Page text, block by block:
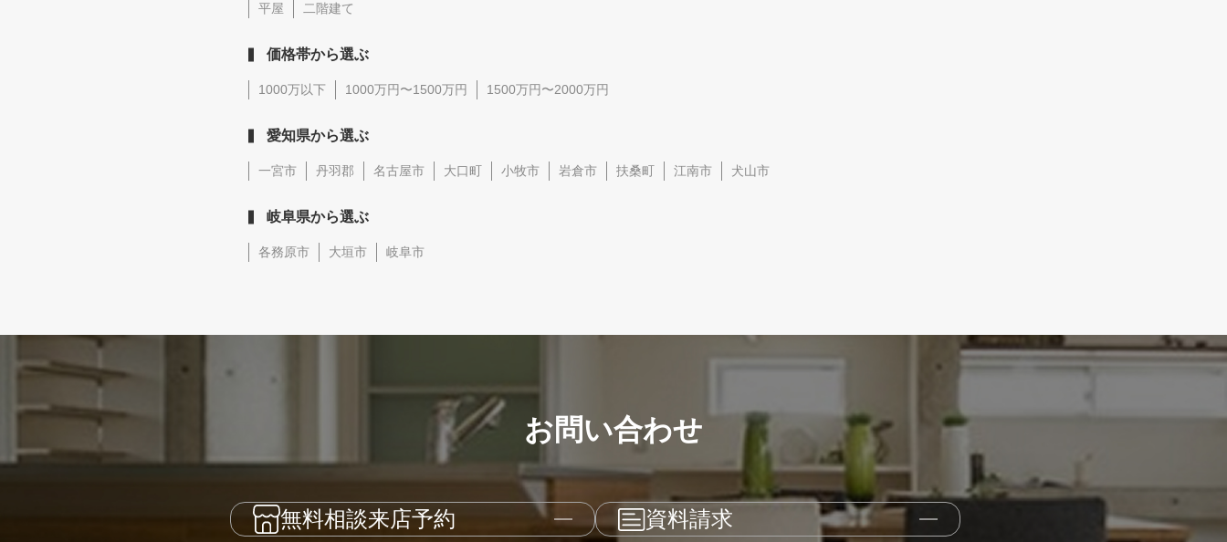
平屋 二階建て
価格帯から選ぶ
1000万以下 1000万円〜1500万円 1500万円〜2000万円
愛知県から選ぶ
一宮市 丹羽郡 名古屋市 大口町 小牧市 岩倉市 扶桑町 江南市 犬山市
岐阜県から選ぶ
各務原市 大垣市 岐阜市
お問い合わせ
無料相談来店予約 資料請求